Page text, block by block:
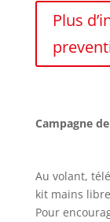
Plus
Campagne
Au volant,
kit mains
Pour